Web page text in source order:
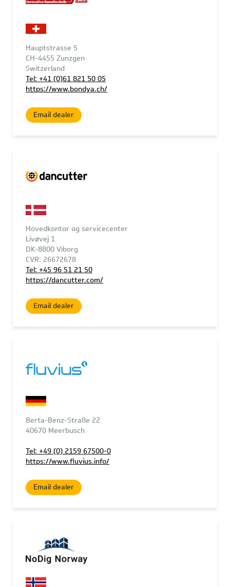
Hauptstrasse 5
CH-4455 Zunzgen
Switzerland
Tel: +41 (0)61 821 50 05
https://www.bondya.ch/
Email dealer
Hovedkontor og servicecenter
Livøvej 1
DK-8800 Viborg
CVR: 26672678
Tel: +45 96 51 21 50
https://dancutter.com/
Email dealer
Berta-Benz-Straße 22
40670 Meerbusch
Tel: +49 (0) 2159 67500-0
https://www.fluvius.info/
Email dealer